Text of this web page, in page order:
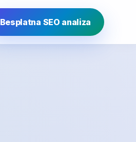
Besplatna SEO analiza